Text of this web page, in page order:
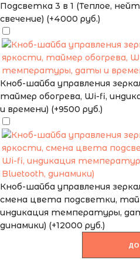
Подсветка 3 в 1 (Теплое,
свечение) (+4000 руб.)
Кноб-шайба управления
таймер обогрева, Wi-fi,
и времени) (+9500 руб.)
Кноб-шайба управления
смена цвета подсветки,
индикация температуры,
динамики) (+12000 руб.)